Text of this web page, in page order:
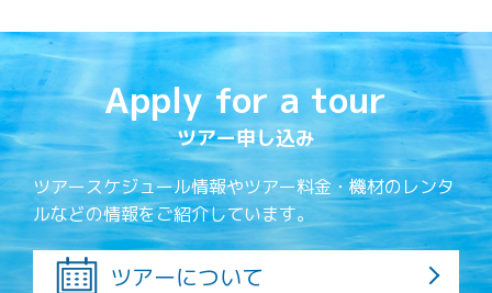
Apply for a tour
ツアー申し込み
ツアースケジュール情報やツアー料金・機材のレンタ
ルなどの情報をご紹介しています。
ツアーについて